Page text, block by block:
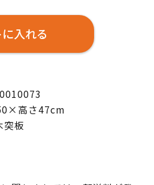
入れる
高さ47cm
突板